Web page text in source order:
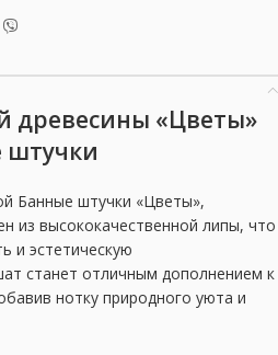
древесины «Цветы»
штучки
Банные штучки «Цветы»,
из высококачественной липы, что
и эстетическую
станет отличным дополнением к
нотку природного уюта и